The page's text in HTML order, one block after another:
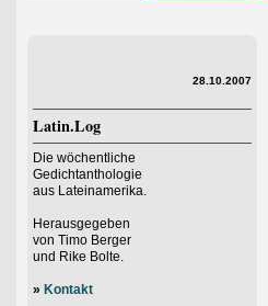
28.10.2007
Latin.Log
Die wöchentliche
Gedichtanthologie
aus Lateinamerika.
Herausgegeben
von Timo Berger
und Rike Bolte.
» Kontakt